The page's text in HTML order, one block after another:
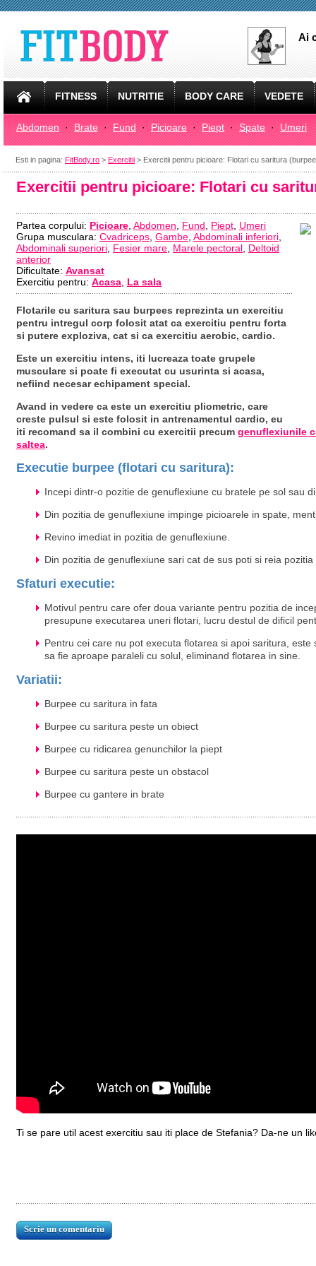
Ai
FITNESS NUTRITIE BODY CARE VEDETE
Abdomen · Brate · Fund · Picioare · Piept · Spate · Umeri
Esti in pagina: FitBody.ro > Exercitii > Exercitii pentru picioare: Flotari cu saritura
Exercitii pentru picioare: Flotari cu
Partea corpului: Picioare Abdomen Fund Piept Umeri
Grupa musculara: Cvadriceps Gambe Abdominali inferiori
Abdominali superiori Fesier mare Marele pectoral Deltoid
anterior
Dificultate: Avansat
Exercitiu pentru: Acasa La sala
Flotarile cu saritura sau burpees reprezinta un exercitiu
pentru intregul corp folosit atat ca exercitiu pentru forta
si putere exploziva, cat si ca exercitiu aerobic, cardio.
Este un exercitiu intens, iti lucreaza toate grupele
musculare si poate fi executat cu usurinta si acasa,
nefiind necesar echipament special.
Avand in vedere ca este un exercitiu pliometric, care
creste pulsul si este folosit in antrenamentul cardio, eu
iti recomand sa il combini cu exercitii precum genuflexiunile
saltea.
Executie burpee (flotari cu saritura):
Incepi dintr-o pozitie de genuflexiune cu bratele pe sol sau
Din pozitia de genuflexiune impinge picioarele in spate,
Revino imediat in pozitia de genuflexiune.
Din pozitia de genuflexiune sari cat de sus poti si reia pozitia
Sfaturi executie:
Motivul pentru care ofer doua variante pentru pozitia de
presupune executarea uneri flotari, lucru destul de dificil
Pentru cei care nu pot executa flotarea si apoi saritura,
sa fie aproape paraleli cu solul, eliminand flotarea in sine.
Variatii:
Burpee cu saritura in fata
Burpee cu saritura peste un obiect
Burpee cu ridicarea genunchilor la piept
Burpee cu saritura peste un obstacol
Burpee cu gantere in brate
Ti se pare util acest exercitiu sau iti place de Stefania? Da-ne un